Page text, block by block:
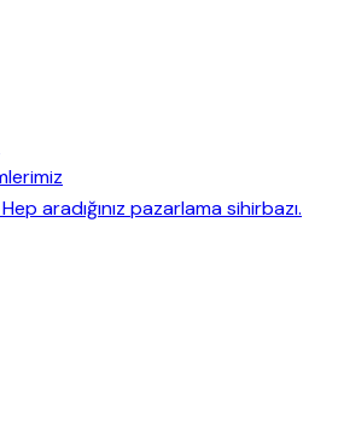
aradığınız pazarlama sihirbazı.